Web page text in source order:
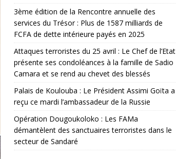
3ème édition de la Rencontre annuelle des
services du Trésor : Plus de 1587 milliards de
FCFA de dette intérieure payés en 2025
Attaques terroristes du 25 avril : Le Chef de l’Etat
présente ses condoléances à la famille de Sadio
Camara et se rend au chevet des blessés
Palais de Koulouba : Le Président Assimi Goïta a
reçu ce mardi l’ambassadeur de la Russie
Opération Dougoukoloko : Les FAMa
démantèlent des sanctuaires terroristes dans le
secteur de Sandaré